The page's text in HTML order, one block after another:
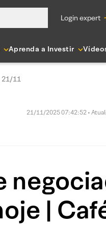
login expert
Aprenda a Investir
21/11
21/11/2025 07:42:52 •
|